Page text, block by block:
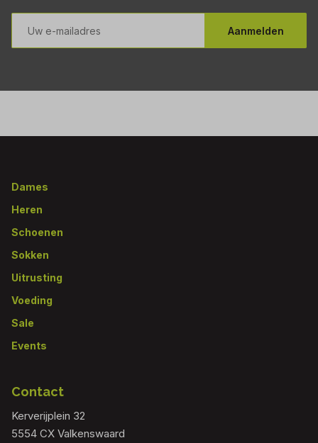
E-
mailadres
Aanmelden
Footer
Dames
Heren
Schoenen
Sokken
Uitrusting
Voeding
Sale
Events
Contact
Kerverijplein 32
5554 CX Valkenswaard